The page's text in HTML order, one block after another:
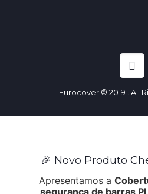
Eurocover © 2019 . All
🎉 Novo Produto
Apresentamos a
segurança de barras